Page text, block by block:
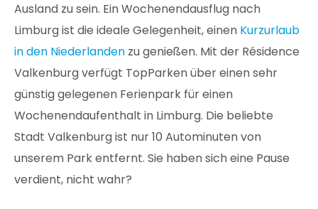
Ausland zu sein. Ein Wochenendausflug nach
Limburg ist die ideale Gelegenheit, einen Kurzurlaub
in den Niederlanden zu genießen. Mit der Résidence
Valkenburg verfügt TopParken über einen sehr
günstig gelegenen Ferienpark für einen
Wochenendaufenthalt in Limburg. Die beliebte
Stadt Valkenburg ist nur 10 Autominuten von
unserem Park entfernt. Sie haben sich eine Pause
verdient, nicht wahr?